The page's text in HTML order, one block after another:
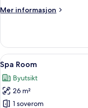
Mer informasjon
Mer
Double
Panorama
Room
Åpne
alle
bildene
av
Spa
4
Spa Room
Byutsikt
26 m²
1 soverom